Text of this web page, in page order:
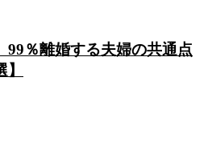
99％離婚する夫婦の共通点